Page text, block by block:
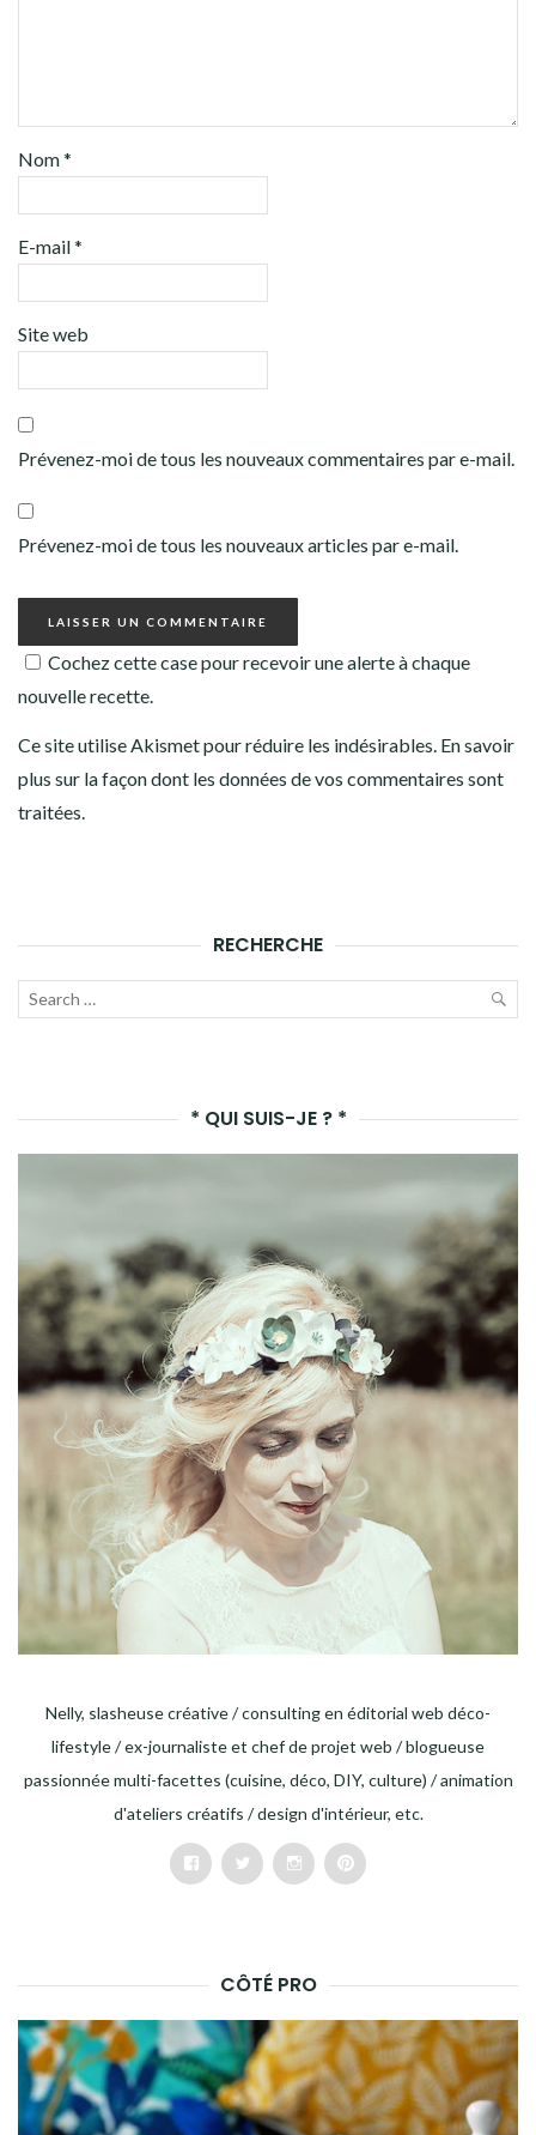
Nom*
E-mail*
Site web
Prévenez-moi de tous les nouveaux commentaires par e-mail.
Prévenez-moi de tous les nouveaux articles par e-mail.
Cochez cette case pour recevoir une alerte à chaque
nouvelle recette.
Ce site utilise Akismet pour réduire les indésirables. En savoir
plus sur la façon dont les données de vos commentaires sont
traitées.
RECHERCHE
Recherche
* QUI SUIS-JE ? *
Nelly, slasheuse créative / consulting en éditorial web déco-
lifestyle / ex-journaliste et chef de projet web / blogueuse
passionnée multi-facettes (cuisine, déco, DIY, culture) / animation
d'ateliers créatifs / design d'intérieur, etc.
FacebookTwitterInstagramPinterest
CÔTÉ PRO